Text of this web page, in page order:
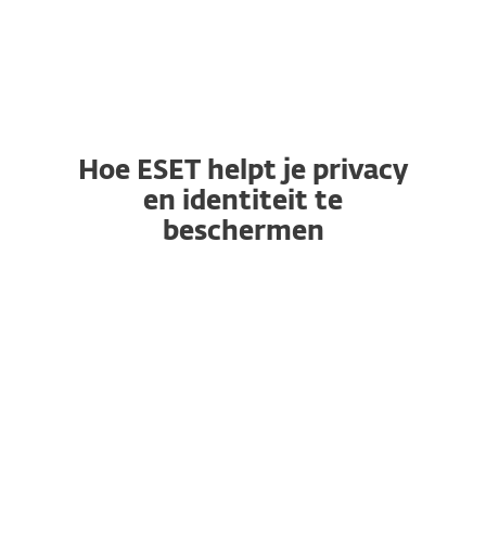
Hoe ESET helpt je privacy
en identiteit te
beschermen